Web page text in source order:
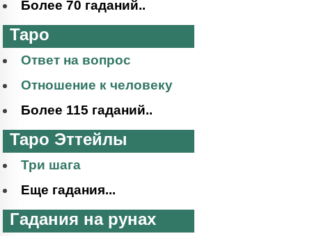
Более 70 гаданий..
Таро
Ответ на вопрос
Отношение к человеку
Более 115 гаданий..
Таро Эттейлы
Три шага
Еще гадания...
Гадания на рунах